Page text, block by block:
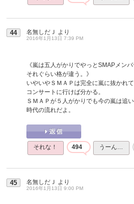
44 名無しだＪ より
2016年1月13日 7:39 PM
《嵐は五人がかりでやっとSMAPメン
それぐらい格が違う。》
いやいやＳＭＡＰは完全に嵐に抜かれて
コンサートに行けば分かる。
ＳＭＡＰが５人がかりでも今の嵐は追い
時代の流れだよ。
それな！ 494 うーん…
45 名無しだＪ より
2016年1月13日 9:00 PM